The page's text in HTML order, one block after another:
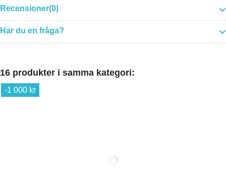
Recensioner(0)
Har du en fråga?
16 produkter i samma kategori:
-1 000 kr